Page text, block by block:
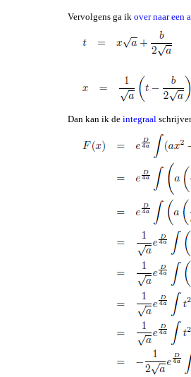
Vervolgens ga ik over naar een
Dan kan ik de integraal